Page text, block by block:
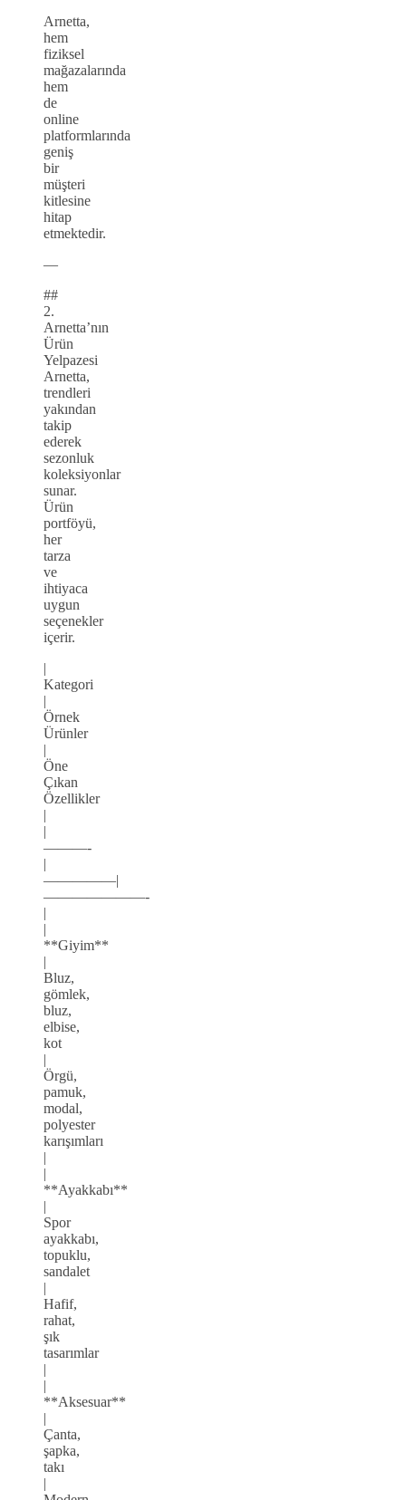
Arnetta,
hem
fiziksel
mağazalarında
hem
de
online
platformlarında
geniş
bir
müşteri
kitlesine
hitap
etmektedir.
—
##
2.
Arnetta’nın
Ürün
Yelpazesi
Arnetta,
trendleri
yakından
takip
ederek
sezonluk
koleksiyonlar
sunar.
Ürün
portföyü,
her
tarza
ve
ihtiyaca
uygun
seçenekler
içerir.
|
Kategori
|
Örnek
Ürünler
|
Öne
Çıkan
Özellikler
|
|
———-
|
—————|
———————-
|
|
**Giyim**
|
Bluz,
gömlek,
bluz,
elbise,
kot
|
Örgü,
pamuk,
modal,
polyester
karışımları
|
|
**Ayakkabı**
|
Spor
ayakkabı,
topuklu,
sandalet
|
Hafif,
rahat,
şık
tasarımlar
|
|
**Aksesuar**
|
Çanta,
şapka,
takı
|